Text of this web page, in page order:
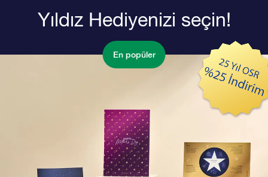
Yıldız Hediyenizi seçin!
En popüler